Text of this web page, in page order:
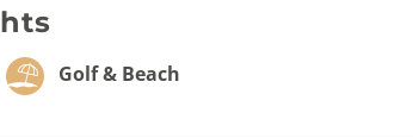
Golf & Beach